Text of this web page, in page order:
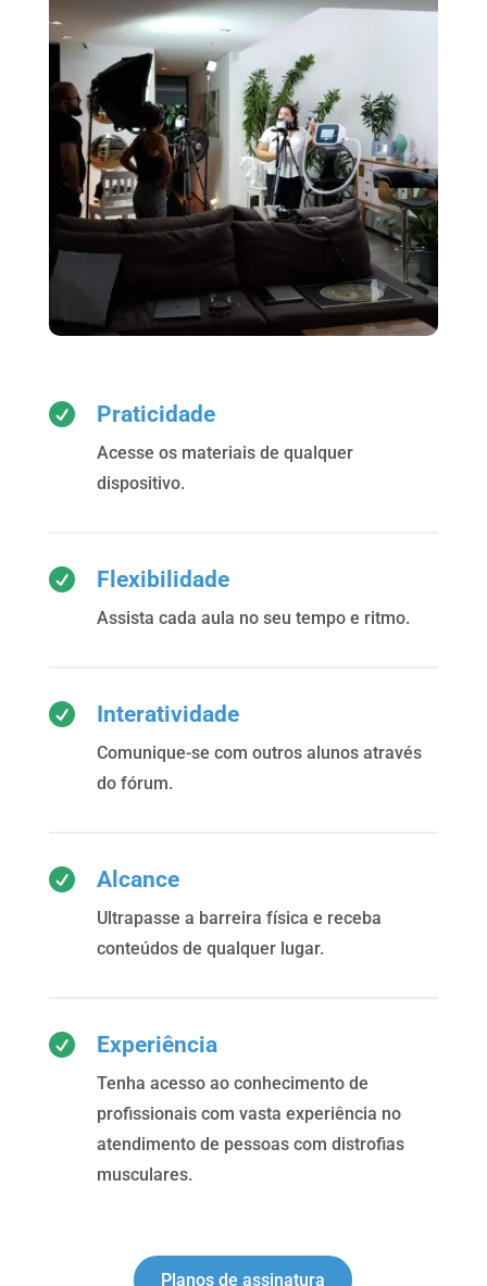
 Praticidade
Acesse os materiais de qualquer
dispositivo.
 Flexibilidade
Assista cada aula no seu tempo e ritmo.
 Interatividade
Comunique-se com outros alunos através
do fórum.
 Alcance
Ultrapasse a barreira física e receba
conteúdos de qualquer lugar.
 Experiência
Tenha acesso ao conhecimento de
profissionais com vasta experiência no
atendimento de pessoas com distrofias
musculares.
Planos de assinatura